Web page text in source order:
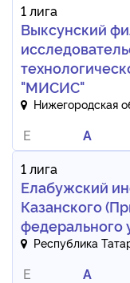
1 лига
Выксунский
"МИСИС"
Нижегородская
E A
1 лига
Елабужский
Казанского
федерального
Республика
E A